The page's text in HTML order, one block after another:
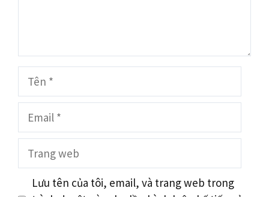
Tên
Email
Trang
Lưu tên của tôi, email, và trang web trong